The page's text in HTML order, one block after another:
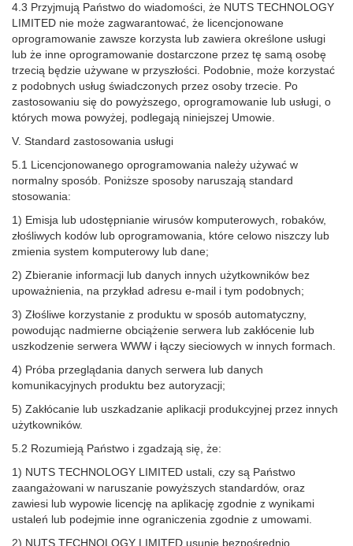
4.3 Przyjmują Państwo do wiadomości, że NUTS TECHNOLOGY
LIMITED nie może zagwarantować, że licencjonowane
oprogramowanie zawsze korzysta lub zawiera określone usługi
lub że inne oprogramowanie dostarczone przez tę samą osobę
trzecią będzie używane w przyszłości. Podobnie, może korzystać
z podobnych usług świadczonych przez osoby trzecie. Po
zastosowaniu się do powyższego, oprogramowanie lub usługi, o
których mowa powyżej, podlegają niniejszej Umowie.
V. Standard zastosowania usługi
5.1 Licencjonowanego oprogramowania należy używać w
normalny sposób. Poniższe sposoby naruszają standard
stosowania:
1) Emisja lub udostępnianie wirusów komputerowych, robaków,
złośliwych kodów lub oprogramowania, które celowo niszczy lub
zmienia system komputerowy lub dane;
2) Zbieranie informacji lub danych innych użytkowników bez
upoważnienia, na przykład adresu e-mail i tym podobnych;
3) Złośliwe korzystanie z produktu w sposób automatyczny,
powodując nadmierne obciążenie serwera lub zakłócenie lub
uszkodzenie serwera WWW i łączy sieciowych w innych formach.
4) Próba przeglądania danych serwera lub danych
komunikacyjnych produktu bez autoryzacji;
5) Zakłócanie lub uszkadzanie aplikacji produkcyjnej przez innych
użytkowników.
5.2 Rozumieją Państwo i zgadzają się, że:
1) NUTS TECHNOLOGY LIMITED ustali, czy są Państwo
zaangażowani w naruszanie powyższych standardów, oraz
zawiesi lub wypowie licencję na aplikację zgodnie z wynikami
ustaleń lub podejmie inne ograniczenia zgodnie z umowami.
2) NUTS TECHNOLOGY LIMITED usunie bezpośrednio